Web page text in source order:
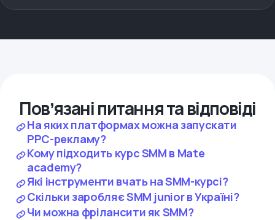
Повʼязані питання та відповіді
На яких платформах можна запускати
PPC-рекламу?
Кому підходить курс SMM в Mate
academy?
Які інструменти вчать на SMM-курсі?
Скільки заробляє SMM junior в Україні?
Чи можна фрілансити як SMM?